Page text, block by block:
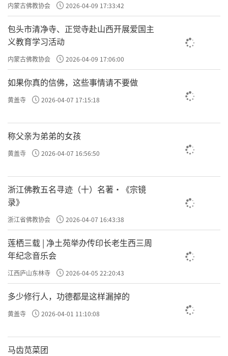
内蒙古佛教协会 2026-04-09 17:33:42
包头市清净寺、正觉寺赴山西开展爱国主
义教育学习活动
内蒙古佛教协会 2026-04-09 17:06:00
如果你真的信佛，这些事情请不要做
黄盖寺 2026-04-07 17:15:18
称父亲为弟弟的女孩
黄盖寺 2026-04-07 16:56:50
浙江佛教五名寻迹（十）名著·《宗镜
录》
浙江省佛教协会 2026-04-07 16:43:38
莲栖三载 | 净土苑举办传印长老生西三周
年纪念音乐会
江西庐山东林寺 2026-04-05 22:20:43
多少修行人，功德都是这样漏掉的
黄盖寺 2026-04-01 11:10:08
马齿苋菜团